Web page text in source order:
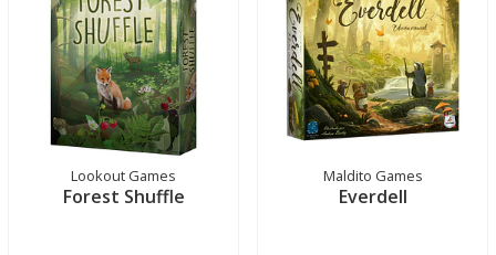
Lookout Games
Forest Shuffle
Maldito Games
Everdell